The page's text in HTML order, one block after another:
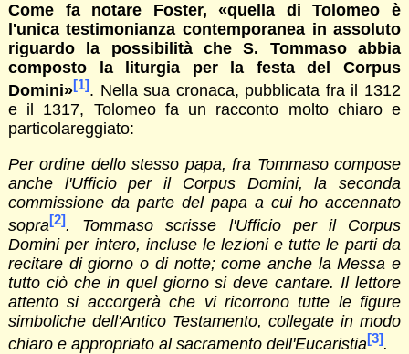
Come fa notare Foster, «quella di Tolomeo è
l'unica testimonianza contemporanea in assoluto
riguardo la possibilità che S. Tommaso abbia
composto la liturgia per la festa del Corpus
Domini»[1]. Nella sua cronaca, pubblicata fra il 1312
e il 1317, Tolomeo fa un racconto molto chiaro e
particolareggiato:
Per ordine dello stesso papa, fra Tommaso compose
anche l'Ufficio per il Corpus Domini, la seconda
commissione da parte del papa a cui ho accennato
sopra[2]. Tommaso scrisse l'Ufficio per il Corpus
Domini per intero, incluse le lezioni e tutte le parti da
recitare di giorno o di notte; come anche la Messa e
tutto ciò che in quel giorno si deve cantare. Il lettore
attento si accorgerà che vi ricorrono tutte le figure
simboliche dell'Antico Testamento, collegate in modo
chiaro e appropriato al sacramento dell'Eucaristia[3].